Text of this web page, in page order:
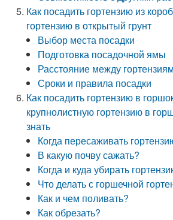
Как посадить гортензию из
гортензию в открытый грунт
Выбор места посадки
Подготовка посадочной ямы
Расстояние между
Сроки и правила посадки
Как посадить гортензию в
крупнолистную гортензию в
знать
Когда пересаживать
В какую почву сажать?
Когда и куда убирать
Что делать с горшечной
Как и чем поливать?
Как обрезать?